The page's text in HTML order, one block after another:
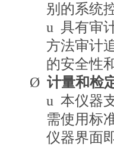
别的系统
u 具有审
方法审计
的安全性
Ø 计量和检
u 本仪器
需使用标
仪器界面